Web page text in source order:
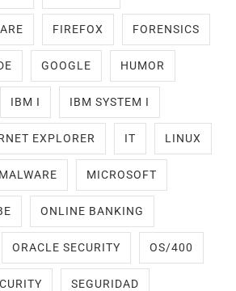
FIREFOX FORENSICS
GOOGLE HUMOR
IBM I IBM SYSTEM I
EXPLORER IT LINUX
MALWARE MICROSOFT
ONLINE BANKING
ORACLE SECURITY OS/400
SEGURIDAD